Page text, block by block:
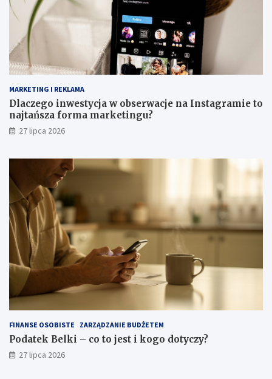
MARKETING I REKLAMA
Dlaczego inwestycja w obserwacje na Instagramie to
najtańsza forma marketingu?
27 lipca 2026
FINANSE OSOBISTE ZARZĄDZANIE BUDŻETEM
Podatek Belki – co to jest i kogo dotyczy?
27 lipca 2026